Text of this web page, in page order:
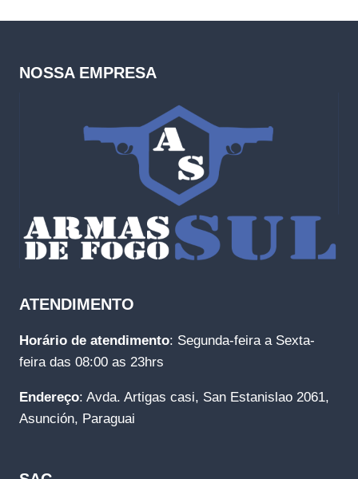
NOSSA EMPRESA
ATENDIMENTO
Horário de atendimento: Segunda-feira a Sexta-
feira das 08:00 as 23hrs
Endereço: Avda. Artigas casi, San Estanislao 2061,
Asunción, Paraguai